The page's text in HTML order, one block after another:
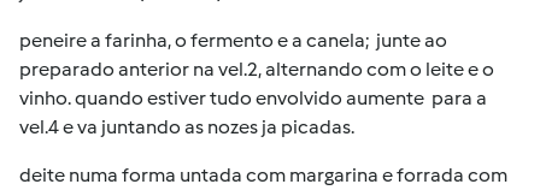
peneire a farinha, o fermento e a canela; junte ao
preparado anterior na vel.2, alternando com o leite e o
vinho. quando estiver tudo envolvido aumente para a
vel.4 e va juntando as nozes ja picadas.
deite numa forma untada com margarina e forrada com